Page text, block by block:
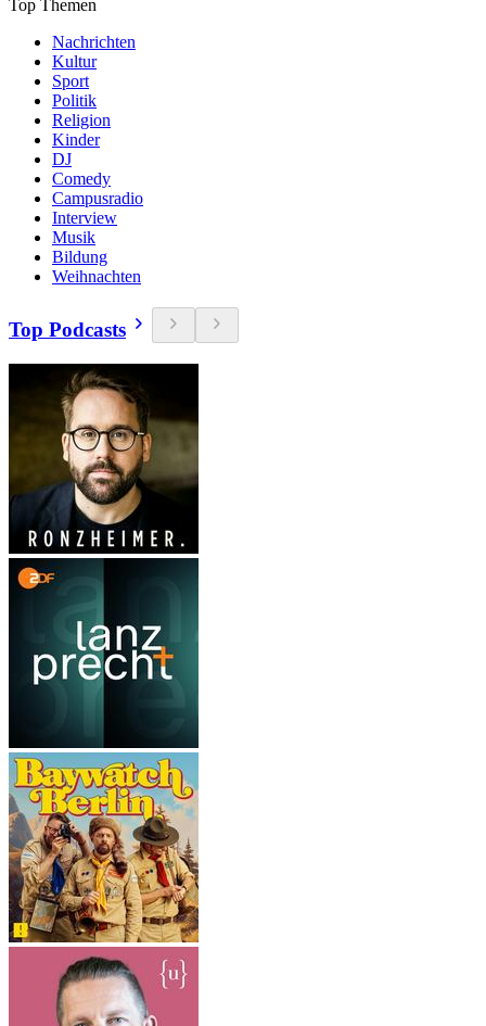
Top Themen
Nachrichten
Kultur
Sport
Politik
Religion
Kinder
DJ
Comedy
Campusradio
Interview
Musik
Bildung
Weihnachten
Top Podcasts